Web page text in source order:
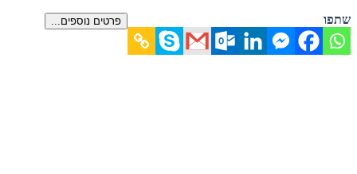
שתפו
פרטים נוספים...